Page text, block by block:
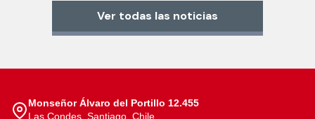
Ver todas las noticias
Monseñor Álvaro del Portillo 12.455
Las Condes, Santiago, Chile